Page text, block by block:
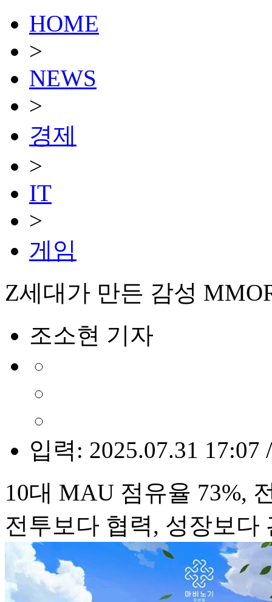
HOME
>
NEWS
>
경제
>
IT
>
게임
Z세대가 만든 감성
조소현 기자
입력: 2025.07.31 17:07
10대 MAU 점유율 73%,
전투보다 협력, 성장보